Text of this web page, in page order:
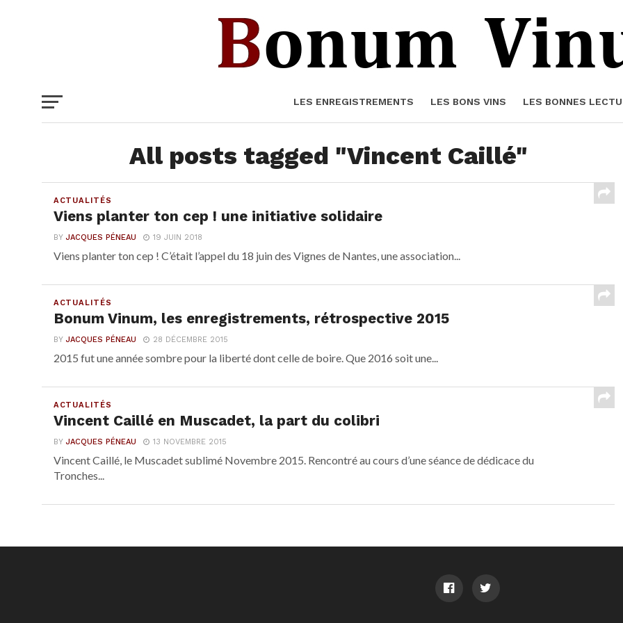
LES ENREGISTREMENTS LES BONS VINS LES BONNES
All posts tagged "Vincent Caillé"
ACTUALITÉS
Viens planter ton cep ! une initiative solidaire
BY JACQUES PÉNEAU 19 JUIN 2018
Viens planter ton cep ! C’était l’appel du 18 juin des Vignes de Nantes, une association...
ACTUALITÉS
Bonum Vinum, les enregistrements, rétrospective 2015
BY JACQUES PÉNEAU 28 DÉCEMBRE 2015
2015 fut une année sombre pour la liberté dont celle de boire. Que 2016 soit une...
ACTUALITÉS
Vincent Caillé en Muscadet, la part du colibri
BY JACQUES PÉNEAU 13 NOVEMBRE 2015
Vincent Caillé, le Muscadet sublimé Novembre 2015. Rencontré au cours d’une séance de dédicace du
Tronches...